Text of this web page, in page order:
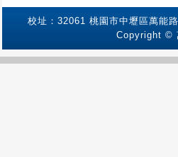
校址：32061 桃園市中壢區萬能
Copyright ©